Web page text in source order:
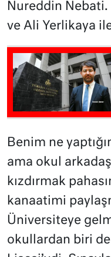
Nureddin
ve Ali Yerlikaya ile
Benim ne
ama okul
kızdırmak
kanaatimi
Üniversiteye
okullardan biri